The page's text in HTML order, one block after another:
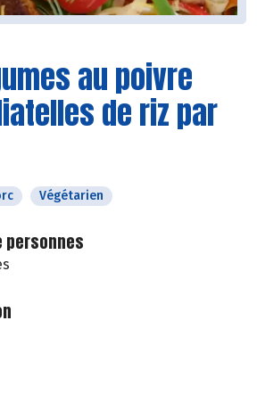
au poivre
de riz par
Végétarien
personnes